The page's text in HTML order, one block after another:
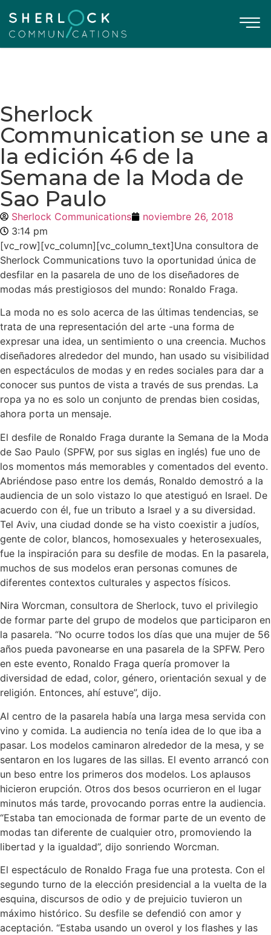
Sherlock
Communication se une a
la edición 46 de la
Semana de la Moda de
Sao Paulo
Sherlock Communications
noviembre 26, 2018
3:14 pm
[vc_row][vc_column][vc_column_text]Una consultora de
Sherlock Communications tuvo la oportunidad única de
desfilar en la pasarela de uno de los diseñadores de
modas más prestigiosos del mundo: Ronaldo Fraga.
La moda no es solo acerca de las últimas tendencias, se
trata de una representación del arte -una forma de
expresar una idea, un sentimiento o una creencia. Muchos
diseñadores alrededor del mundo, han usado su visibilidad
en espectáculos de modas y en redes sociales para dar a
conocer sus puntos de vista a través de sus prendas. La
ropa ya no es solo un conjunto de prendas bien cosidas,
ahora porta un mensaje.
El desfile de Ronaldo Fraga durante la Semana de la Moda
de Sao Paulo (SPFW, por sus siglas en inglés) fue uno de
los momentos más memorables y comentados del evento.
Abriéndose paso entre los demás, Ronaldo demostró a la
audiencia de un solo vistazo lo que atestiguó en Israel. De
acuerdo con él, fue un tributo a Israel y a su diversidad.
Tel Aviv, una ciudad donde se ha visto coexistir a judíos,
gente de color, blancos, homosexuales y heterosexuales,
fue la inspiración para su desfile de modas. En la pasarela,
muchos de sus modelos eran personas comunes de
diferentes contextos culturales y aspectos físicos.
Nira Worcman, consultora de Sherlock, tuvo el privilegio
de formar parte del grupo de modelos que participaron en
la pasarela. “No ocurre todos los días que una mujer de 56
años pueda pavonearse en una pasarela de la SPFW. Pero
en este evento, Ronaldo Fraga quería promover la
diversidad de edad, color, género, orientación sexual y de
religión. Entonces, ahí estuve”, dijo.
Al centro de la pasarela había una larga mesa servida con
vino y comida. La audiencia no tenía idea de lo que iba a
pasar. Los modelos caminaron alrededor de la mesa, y se
sentaron en los lugares de las sillas. El evento arrancó con
un beso entre los primeros dos modelos. Los aplausos
hicieron erupción. Otros dos besos ocurrieron en el lugar
minutos más tarde, provocando porras entre la audiencia.
“Estaba tan emocionada de formar parte de un evento de
modas tan diferente de cualquier otro, promoviendo la
libertad y la igualdad”, dijo sonriendo Worcman.
El espectáculo de Ronaldo Fraga fue una protesta. Con el
segundo turno de la elección presidencial a la vuelta de la
esquina, discursos de odio y de prejuicio tuvieron un
máximo histórico. Su desfile se defendió con amor y
aceptación. “Estaba usando un overol y los flashes y las